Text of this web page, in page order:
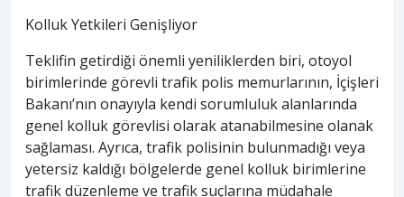
Kolluk Yetkileri Genişliyor
Teklifin getirdiği önemli yeniliklerden biri, otoyol
birimlerinde görevli trafik polis memurlarının, İçişleri
Bakanı’nın onayıyla kendi sorumluluk alanlarında
genel kolluk görevlisi olarak atanabilmesine olanak
sağlaması. Ayrıca, trafik polisinin bulunmadığı veya
yetersiz kaldığı bölgelerde genel kolluk birimlerine
trafik düzenleme ve trafik suçlarına müdahale